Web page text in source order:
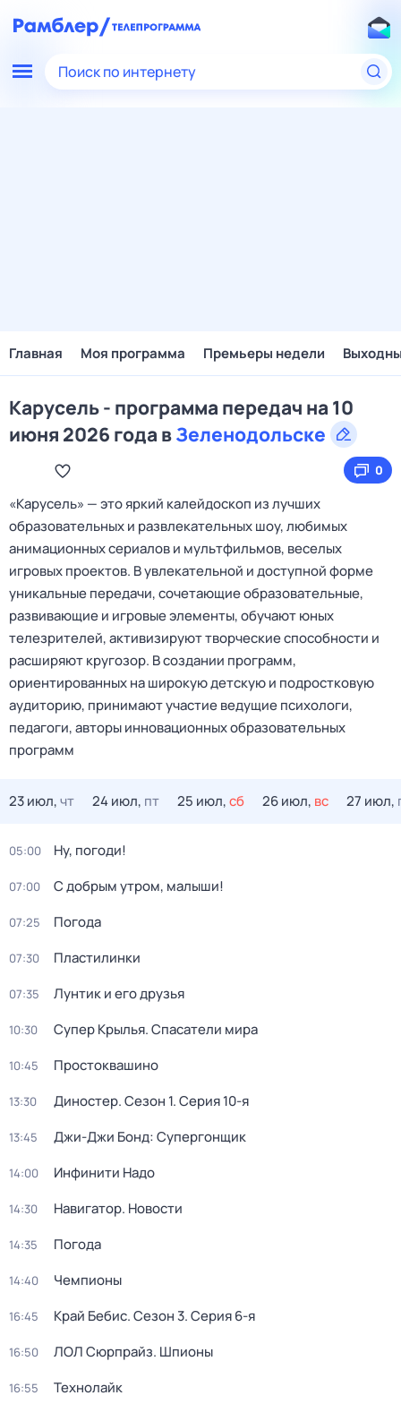
Поиск по интернету
Главная Моя программа Премьеры недели
Карусель - программа передач на 10
июня 2026 года вЗеленодольске
0
«Карусель» — это яркий калейдоскоп из лучших
образовательных и развлекательных шоу, любимых
анимационных сериалов и мультфильмов, веселых
игровых проектов. В увлекательной и доступной форме
уникальные передачи, сочетающие образовательные,
развивающие и игровые элементы, обучают юных
телезрителей, активизируют творческие способности и
расширяют кругозор. В создании программ,
ориентированных на широкую детскую и подростковую
аудиторию, принимают участие ведущие психологи,
педагоги, авторы инновационных образовательных
программ
23 июл,чт 24 июл, пт 25 июл,сб 26 июл, вс 27 июл,
05:00 Ну, погоди!
07:00 С добрым утром, малыши!
07:25 Погода
07:30 Пластилинки
07:35 Лунтик и его друзья
10:30 Супер Крылья. Спасатели мира
10:45 Простоквашино
13:30 Диностер. Сезон 1. Серия 10-я
13:45 Джи-Джи Бонд: Супергонщик
14:00 Инфинити Надо
14:30 Навигатор. Новости
14:35 Погода
14:40 Чемпионы
16:45 Край Бебис. Сезон 3. Серия 6-я
16:50 ЛОЛ Сюрпрайз. Шпионы
16:55 Технолайк